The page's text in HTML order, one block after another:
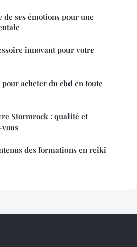
de ses émotions pour une
innovant pour votre
acheter du cbd en toute
Stormrock : qualité et
des formations en reiki